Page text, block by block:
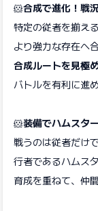
🐹合成で進化！戦
特定の従者を揃える
より強力な存在へ
合成ルートを見極
バトルを有利に進
🐹装備でハムスタ
戦うのは従者だけ
行者であるハムス
育成を重ねて、仲